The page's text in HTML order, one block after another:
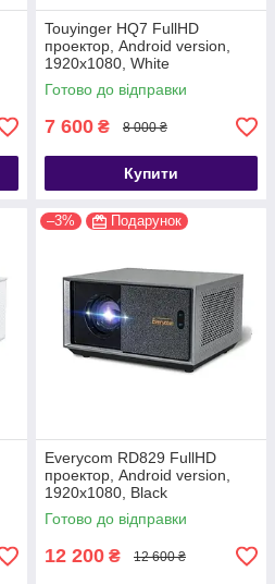
Touyinger HQ7 FullHD
проектор, Android version,
1920х1080, White
Готово до відправки
7 600 ₴ 8 000 ₴
Купити
–3% Подарунок
Everycom RD829 FullHD
проектор, Android version,
1920х1080, Black
Готово до відправки
12 200 ₴ 12 600 ₴